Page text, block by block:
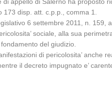
disp. att. c.p.p., comma 1.
6 settembre 2011, n.
sociale, alla sua
del giudizio.
di pericolosita’ anche
il decreto impugnato e’